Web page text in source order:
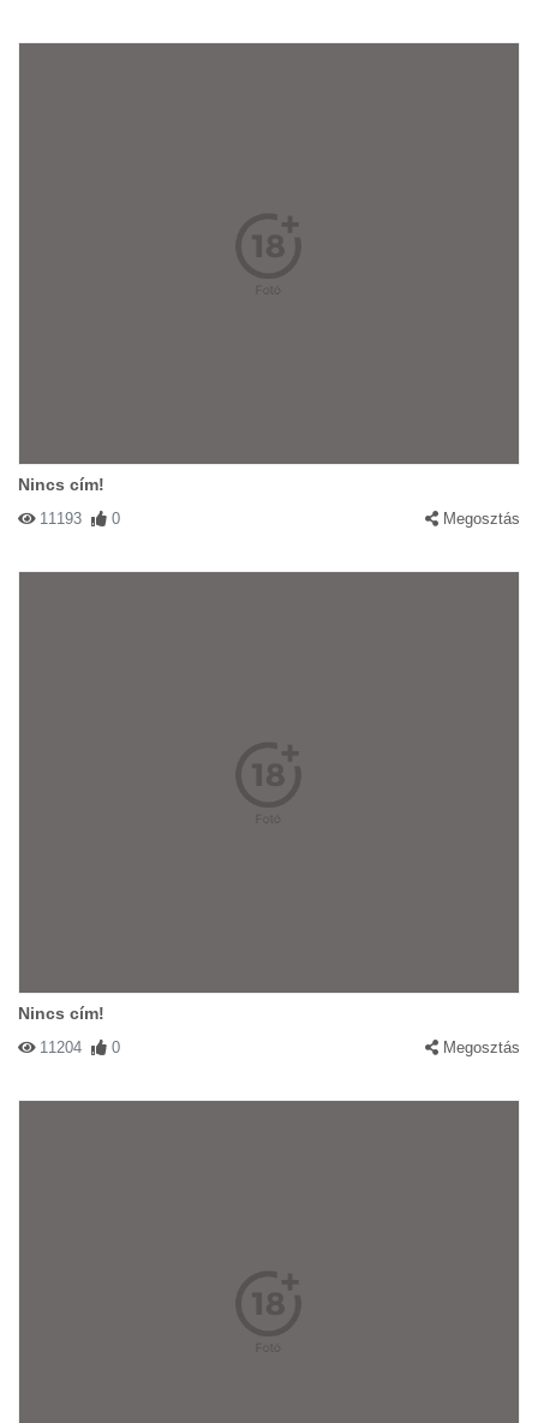
Nincs cím!
11193 0 Megosztás
Nincs cím!
11204 0 Megosztás